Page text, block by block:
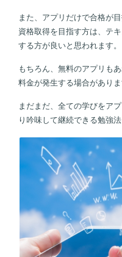
また、アプリだけで合格が
資格取得を目指す方は、テ
する方が良いと思われます。
もちろん、無料のアプリも
料金が発生する場合がありま
まだまだ、全ての学びをア
り吟味して継続できる勉強